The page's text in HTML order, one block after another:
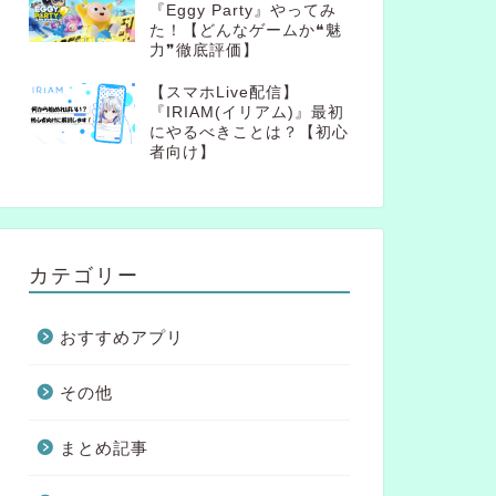
『Eggy Party』やってみ
た！【どんなゲームか❝魅
力❞徹底評価】
【スマホLive配信】
『IRIAM(イリアム)』最初
にやるべきことは？【初心
者向け】
カテゴリー
おすすめアプリ
その他
まとめ記事